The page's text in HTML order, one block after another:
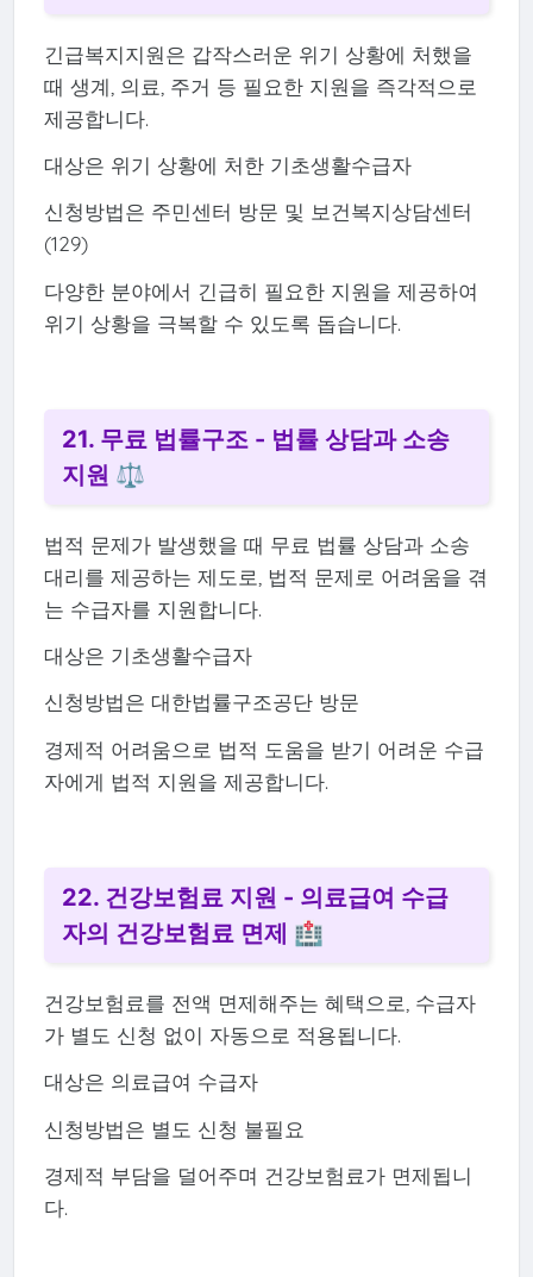
긴급복지지원은 갑작스러운 위기 상황에 처했을
때 생계, 의료, 주거 등 필요한 지원을 즉각적으로
제공합니다.
대상은 위기 상황에 처한 기초생활수급자
신청방법은 주민센터 방문 및 보건복지상담센터
(129)
다양한 분야에서 긴급히 필요한 지원을 제공하여
위기 상황을 극복할 수 있도록 돕습니다.
21. 무료 법률구조 - 법률 상담과 소송
지원 ⚖️
법적 문제가 발생했을 때 무료 법률 상담과 소송
대리를 제공하는 제도로, 법적 문제로 어려움을 겪
는 수급자를 지원합니다.
대상은 기초생활수급자
신청방법은 대한법률구조공단 방문
경제적 어려움으로 법적 도움을 받기 어려운 수급
자에게 법적 지원을 제공합니다.
22. 건강보험료 지원 - 의료급여 수급
자의 건강보험료 면제 🏥
건강보험료를 전액 면제해주는 혜택으로, 수급자
가 별도 신청 없이 자동으로 적용됩니다.
대상은 의료급여 수급자
신청방법은 별도 신청 불필요
경제적 부담을 덜어주며 건강보험료가 면제됩니
다.